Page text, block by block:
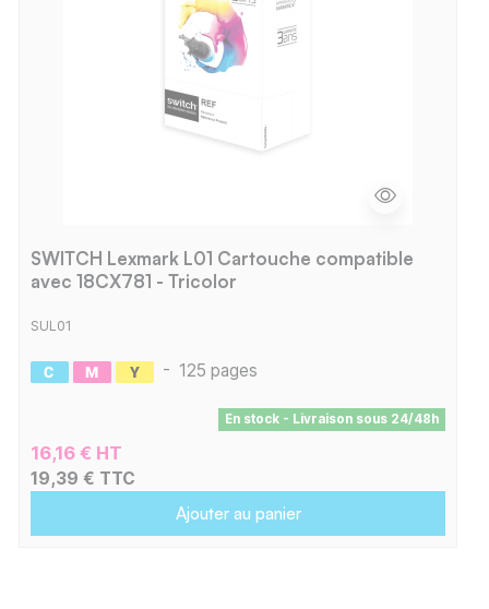
SWITCH Lexmark L01 Cartouche compatible
avec 18CX781 - Tricolor
SUL01
- 125 pages
En stock - Livraison sous 24/48h
16,16 € HT
19,39 € TTC
Ajouter au panier